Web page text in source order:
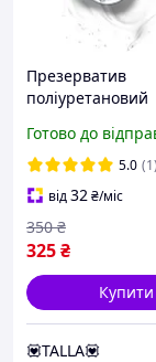
Презерватив
поліуретановий
Sagami люкс
упаковці 1 шт)
Готово до
5.0 (1)
від32₴/міс
325₴
350 ₴
Купити
💟TALLA💟